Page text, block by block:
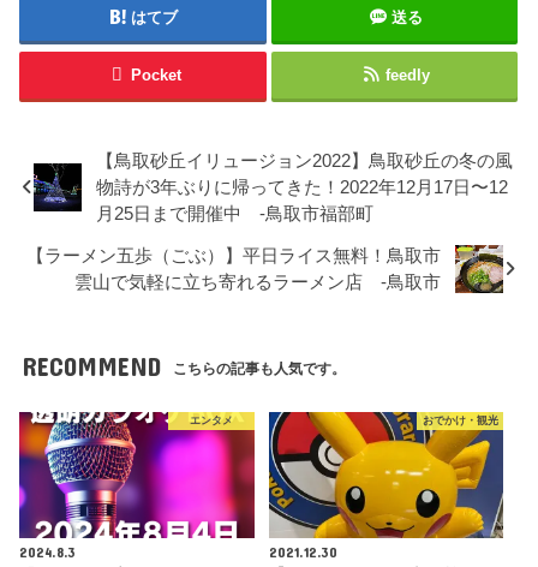
はてブ 送る
Pocket feedly
【鳥取砂丘イリュージョン2022】鳥取砂丘の冬の風
物詩が3年ぶりに帰ってきた！2022年12月17日〜12
月25日まで開催中 -鳥取市福部町
【ラーメン五歩（ごぶ）】平日ライス無料！鳥取市
雲山で気軽に立ち寄れるラーメン店 -鳥取市
RECOMMEND こちらの記事も人気です。
エンタメ
2024.8.3
おでかけ・観光
2021.12.30